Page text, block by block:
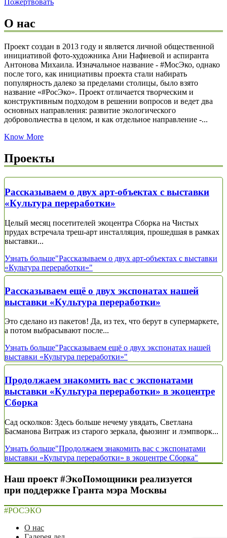
Пожертвовать
О нас
Проект создан в 2013 году и является личной общественной
инициативой фото-художника Ани Нафиевой и аспиранта
Антонова Михаила. Изначальное название - #МосЭко, однако
после того, как инициативы проекта стали набирать
популярность далеко за пределами столицы, было взято
название «#РосЭко». Проект отличается творческим и
конструктивным подходом в решении вопросов и ведет два
основных направления: развитие экологического
добровольчества в целом, и как отдельное направление -...
Know More
Проекты
Рассказываем о двух арт-объектах с выставки
«Культура переработки»
Целый месяц посетителей экоцентра Сборка на Чистых
прудах встречала треш-арт инсталляция, прошедшая в рамках
выставки...
Узнать больше"Рассказываем о двух арт-объектах с выставки
«Культура переработки»"
Рассказываем ещё о двух экспонатах нашей
выставки «Культура переработки»
Это сделано из пакетов! Да, из тех, что берут в супермаркете,
а потом выбрасывают после...
Узнать больше"Рассказываем ещё о двух экспонатах нашей
выставки «Культура переработки»"
Продолжаем знакомить вас с экспонатами
выставки «Культура переработки» в экоцентре
Сборка
Сад осколков: Здесь больше нечему увядать, Светлана
Басманова Витраж из старого зеркала, фьюзинг и лэмпворк...
Узнать больше"Продолжаем знакомить вас с экспонатами
выставки «Культура переработки» в экоцентре Сборка"
Наш проект #ЭкоПомощники реализуется
при поддержке Гранта мэра Москвы
#РОСЭКО
О нас